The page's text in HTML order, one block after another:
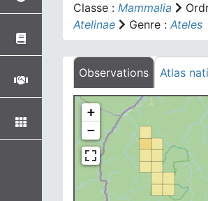
Classe : Mammalia
Atelinae
Genre : Ateles
Observations Atlas
+
−